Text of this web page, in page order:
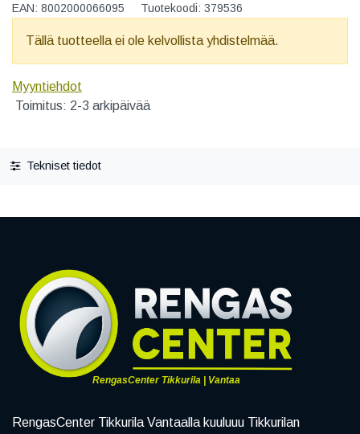
EAN: 8002000066095 Tuotekoodi: 379536
Tällä tuotteella ei ole kelvollista yhdistelmää.
Myyntiehdot
Toimitus: 2-3 arkipäivää
Tekniset tiedot
RengasCenter Tikkurila | Vantaa
RengasCenter Tikkurila Vantaalla kuuluuu Tikkurilan